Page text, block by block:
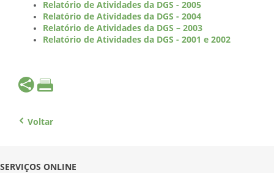
Relatório de Atividades da DGS - 2005
Relatório de Atividades da DGS - 2004
Relatório de Atividades da DGS – 2003
Relatório de Atividades da DGS - 2001 e 2002
Voltar
SERVIÇOS ONLINE